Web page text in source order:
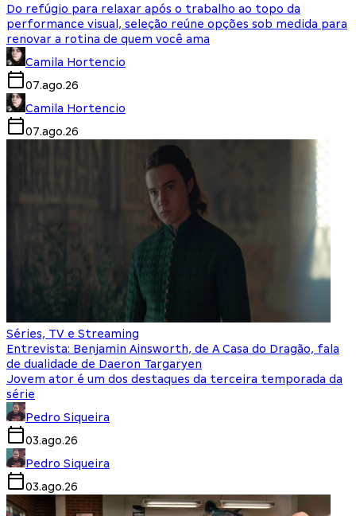
Do refúgio para relaxar após o trabalho ao topo da
performance visual, seleção reúne opções sob medida para
renovar a rotina de quem você ama
Camila Hortencio
07.ago.26
Camila Hortencio
07.ago.26
Séries, TV e Streaming
Entrevista: Benjamin Ainsworth, de A Casa do Dragão, fala
de dualidade de Daeron Targaryen
Jovem ator é um dos destaques da terceira temporada da
série
Pedro Siqueira
03.ago.26
Pedro Siqueira
03.ago.26